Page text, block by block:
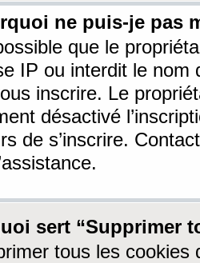
ne puis-je pas
que le
IP ou interdit le nom
inscrire. Le
désactivé
de s’inscrire.
sert “Supprimer
tous les cookies